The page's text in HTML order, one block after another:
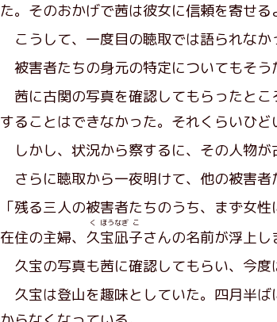
た。そのおかげで茜は彼女に信頼を寄せる
こうして、一度目の聴取では語られな
被害者たちの身元の特定についてもそう
茜に古関の写真を確認してもらったと
することはできなかった。それくらいひど
しかし、状況から察するに、その人物
さらに聴取から一夜明けて、他の被害者
「残る三人の被害者たちのうち、まず女
在住の主婦、 久
く
宝
ほう
凪
なぎ
子
こ
さんの名前が浮上し
久宝の写真も茜に確認してもらい、今度
久宝は登山を趣味としていた。四月半